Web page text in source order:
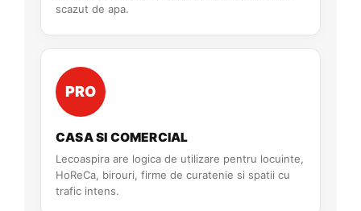
scazut de apa.
PRO
CASA SI COMERCIAL
Lecoaspira are logica de utilizare pentru locuinte,
HoReCa, birouri, firme de curatenie si spatii cu
trafic intens.